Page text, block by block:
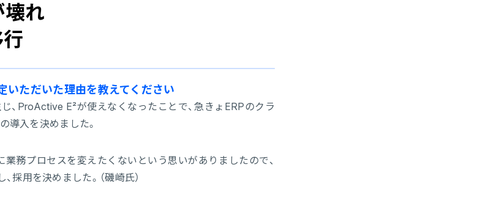
れ
いただいた理由を教えてください
ProActive E²が使えなくなったことで、急きょERPのクラ
導入を決めました。
務プロセスを変えたくないという思いがありましたので、
用を決めました。（磯崎氏）